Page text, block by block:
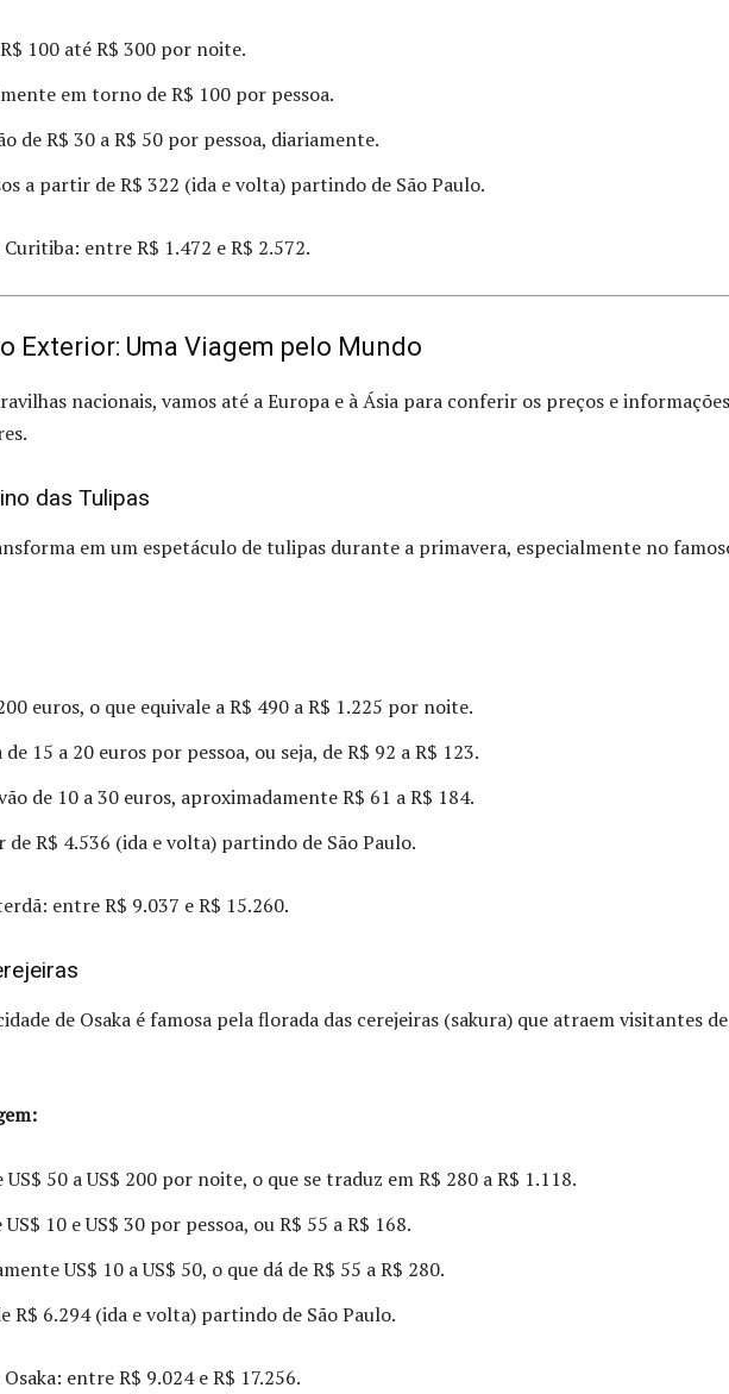
100 até R$ 300 por noite.
em torno de R$ 100 por pessoa.
de R$ 30 a R$ 50 por pessoa, diariamente.
a partir de R$ 322 (ida e volta) partindo de São Paulo.
entre R$ 1.472 e R$ 2.572.
Exterior: Uma Viagem pelo Mundo
nacionais, vamos até a Europa e à Ásia para conferir os preços e
das Tulipas
em um espetáculo de tulipas durante a primavera, especialmente no
euros, o que equivale a R$ 490 a R$ 1.225 por noite.
de 15 a 20 euros por pessoa, ou seja, de R$ 92 a R$ 123.
de 10 a 30 euros, aproximadamente R$ 61 a R$ 184.
R$ 4.536 (ida e volta) partindo de São Paulo.
entre R$ 9.037 e R$ 15.260.
de Osaka é famosa pela florada das cerejeiras (sakura) que atraem visitantes de
50 a US$ 200 por noite, o que se traduz em R$ 280 a R$ 1.118.
10 e US$ 30 por pessoa, ou R$ 55 a R$ 168.
US$ 10 a US$ 50, o que dá de R$ 55 a R$ 280.
R$ 6.294 (ida e volta) partindo de São Paulo.
entre R$ 9.024 e R$ 17.256.